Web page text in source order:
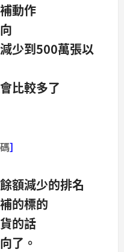
動作
少到500萬張以
比較多了
］
額減少的排名
的標的
的話
了。